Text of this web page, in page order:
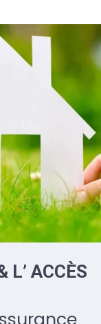
L’ ACCÈS